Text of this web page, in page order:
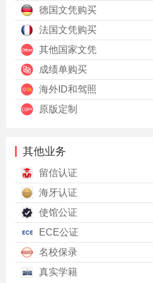
德国文凭购买
法国文凭购买
其他国家文凭
成绩单购买
海外ID和驾照
原版定制
其他业务
留信认证
海牙认证
使馆公证
ECE公证
名校保录
真实学籍